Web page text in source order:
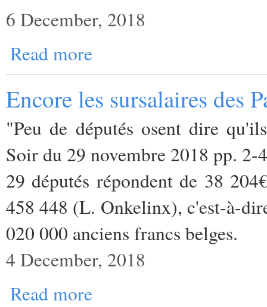
6 December, 2018
Read more
Encore les sursalaires des
"Peu de députés osent dire
Soir du 29 novembre 2018 pp. 2-4
29 députés répondent de 38
458 448 (L. Onkelinx), c'est-à-
020 000 anciens francs belges.
4 December, 2018
Read more